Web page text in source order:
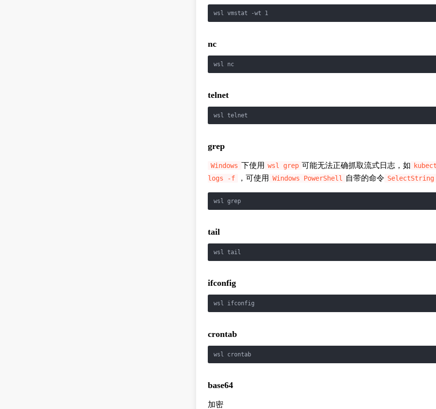
wsl vmstat -wt 1
nc
wsl nc
telnet
wsl telnet
grep
Windows 下使用 wsl grep 可能无法正确抓取流式日志，如
logs -f
，可使用 Windows PowerShell 自带的命令 SelectString
wsl grep
tail
wsl tail
ifconfig
wsl ifconfig
crontab
wsl crontab
base64
加密